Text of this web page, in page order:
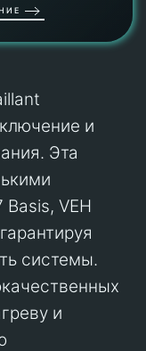
и
Эта
VEH
системы.
и